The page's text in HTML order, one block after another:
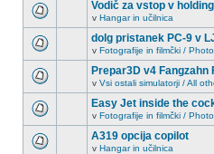
Vodič za vstop v
v Hangar in učilnica
dolg pristanek PC-9 v
v Fotografije in filmčki /
Prepar3D v4
v Vsi ostali simulatorji / All
Easy Jet inside the
v Fotografije in filmčki /
A319 opcija copilot
v Hangar in učilnica